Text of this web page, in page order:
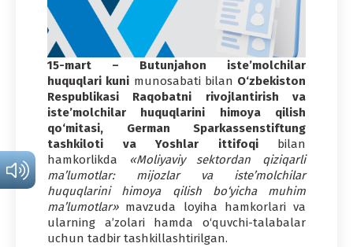
15-mart – Butunjahon iste’molchilar
huquqlari kuni munosabati bilan O‘zbekiston
Respublikasi Raqobatni rivojlantirish va
iste’molchilar huquqlarini himoya qilish
qo‘mitasi, German Sparkassenstiftung
tashkiloti va Yoshlar ittifoqibilan
hamkorlikda
«Moliyaviy sektordan qiziqarli
ma’lumotlar: mijozlar va iste’molchilar
huquqlarini himoya qilish bo‘yicha muhim
ma’lumotlar»mavzuda loyiha hamkorlari va
ularning a’zolari hamda o‘quvchi-talabalar
uchun tadbir tashkillashtirilgan.